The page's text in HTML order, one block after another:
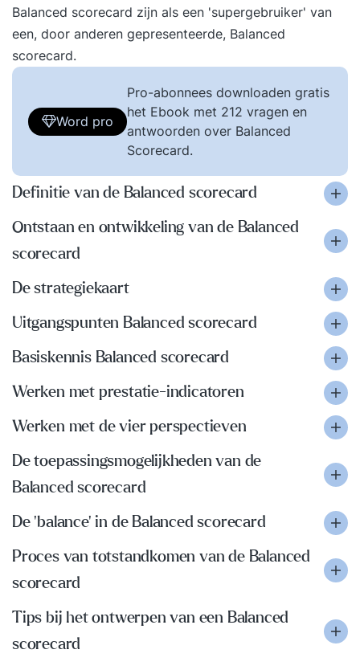
Balanced scorecard zijn als een 'supergebruiker' van
een, door anderen gepresenteerde, Balanced
scorecard.
Word pro
Pro-abonnees downloaden gratis
het Ebook met 212 vragen en
antwoorden over Balanced
Scorecard.
Definitie van de Balanced scorecard
Ontstaan en ontwikkeling van de Balanced
scorecard
De strategiekaart
Uitgangspunten Balanced scorecard
Basiskennis Balanced scorecard
Werken met prestatie-indicatoren
Werken met de vier perspectieven
De toepassingsmogelijkheden van de
Balanced scorecard
De 'balance' in de Balanced scorecard
Proces van totstandkomen van de Balanced
scorecard
Tips bij het ontwerpen van een Balanced
scorecard